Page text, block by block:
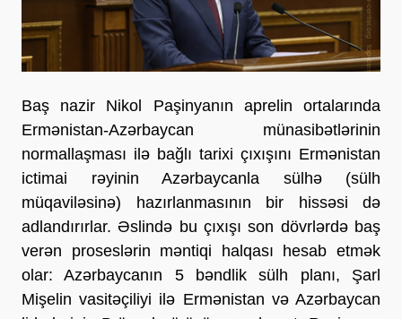
Baş nazir Nikol Paşinyanın aprelin ortalarında
Ermənistan-Azərbaycan münasibətlərinin
normallaşması ilə bağlı tarixi çıxışını Ermənistan
ictimai rəyinin Azərbaycanla sülhə (sülh
müqaviləsinə) hazırlanmasının bir hissəsi də
adlandırırlar. Əslində bu çıxışı son dövrlərdə baş
verən proseslərin məntiqi halqası hesab etmək
olar: Azərbaycanın 5 bəndlik sülh planı, Şarl
Mişelin vasitəçiliyi ilə Ermənistan və Azərbaycan